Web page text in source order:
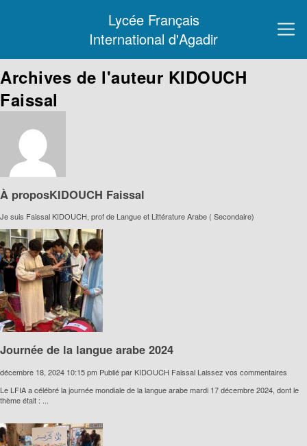
Lycée Français
International d'Agadir
Archives de l'auteur KIDOUCH
Faissal
À proposKIDOUCH Faissal
Je suis Faissal KIDOUCH, prof de Langue et Littérature Arabe ( Secondaire)
Journée de la langue arabe 2024
décembre 18, 2024 10:15 pm Publié par KIDOUCH Faissal Laissez vos commentaires
Le LFIA a célébré la journée mondiale de la langue arabe mardi 17 décembre 2024, dont le
thème était : ...